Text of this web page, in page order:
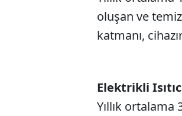
oluşan ve
katmanı,
Elektrikli
Yıllık